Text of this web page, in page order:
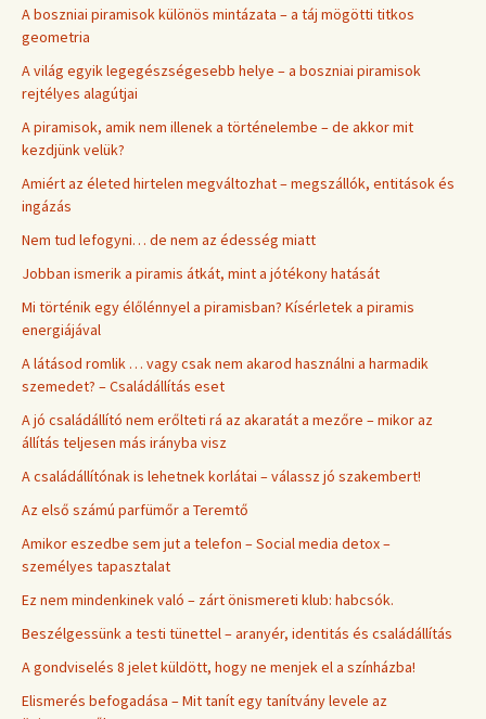
A boszniai piramisok különös mintázata – a táj mögötti titkos
geometria
A világ egyik legegészségesebb helye – a boszniai piramisok
rejtélyes alagútjai
A piramisok, amik nem illenek a történelembe – de akkor mit
kezdjünk velük?
Amiért az életed hirtelen megváltozhat – megszállók, entitások és
ingázás
Nem tud lefogyni… de nem az édesség miatt
Jobban ismerik a piramis átkát, mint a jótékony hatását
Mi történik egy élőlénnyel a piramisban? Kísérletek a piramis
energiájával
A látásod romlik … vagy csak nem akarod használni a harmadik
szemedet? – Családállítás eset
A jó családállító nem erőlteti rá az akaratát a mezőre – mikor az
állítás teljesen más irányba visz
A családállítónak is lehetnek korlátai – válassz jó szakembert!
Az első számú parfümőr a Teremtő
Amikor eszedbe sem jut a telefon – Social media detox –
személyes tapasztalat
Ez nem mindenkinek való – zárt önismereti klub: habcsók.
Beszélgessünk a testi tünettel – aranyér, identitás és családállítás
A gondviselés 8 jelet küldött, hogy ne menjek el a színházba!
Elismerés befogadása – Mit tanít egy tanítvány levele az